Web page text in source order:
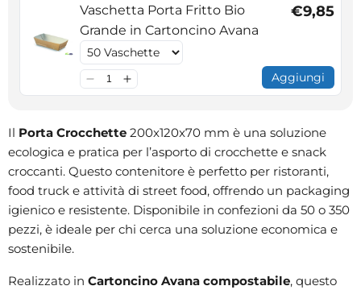
Vaschetta Porta Fritto Bio
Grande in Cartoncino Avana
€9,85
Aggiungi
Il Porta Crocchette 200x120x70 mm è una soluzione
ecologica e pratica per l’asporto di crocchette e snack
croccanti. Questo contenitore è perfetto per ristoranti,
food truck e attività di street food, offrendo un packaging
igienico e resistente. Disponibile in confezioni da 50 o 350
pezzi, è ideale per chi cerca una soluzione economica e
sostenibile.
Realizzato in Cartoncino Avana compostabile, questo